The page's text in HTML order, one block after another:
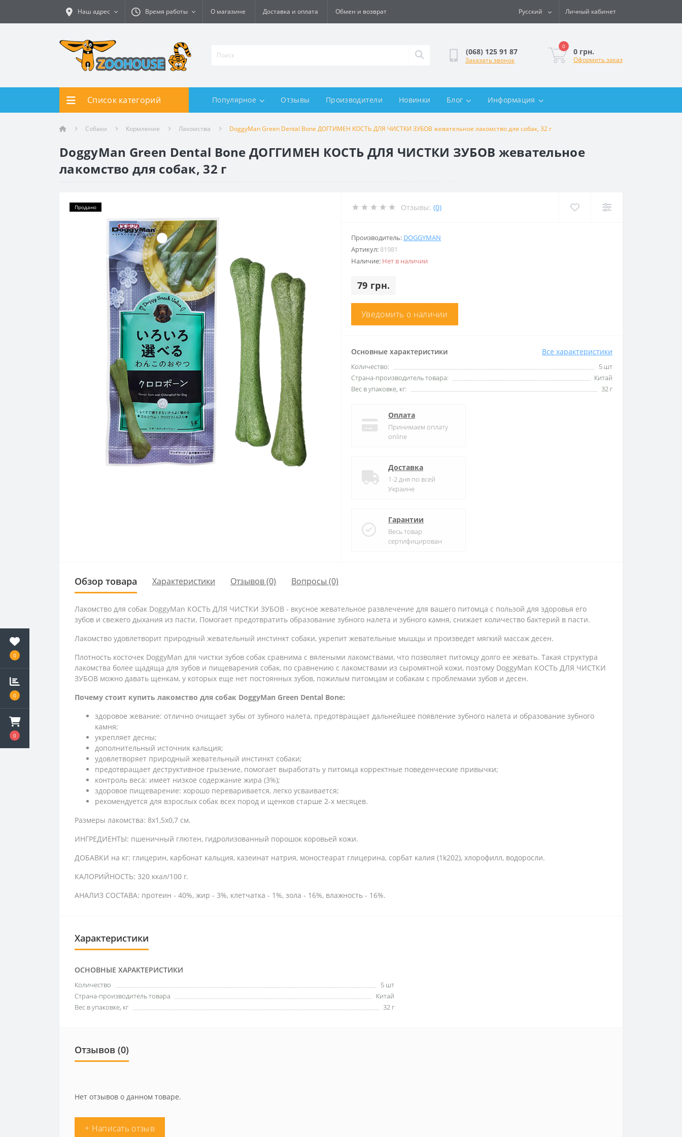
0
0
0
Наш адрес Время работы О магазине Доставка и оплата Обмен и возврат Русский Личный кабинет
(068) 125 91 87
Заказать звонок
0
0 грн.
Оформить заказ
Список категорий Популярное Отзывы Производители Новинки Блог Информация
Собаки Кормление Лакомства DoggyMan Green Dental Bone ДОГГИМЕН КОСТЬ ДЛЯ ЧИСТКИ ЗУБОВ жевательное лакомство для собак, 32 г
DoggyMan Green Dental Bone ДОГГИМЕН КОСТЬ ДЛЯ ЧИСТКИ ЗУБОВ жевательное
лакомство для собак, 32 г
Продано Отзывы: (0)
Производитель: DOGGYMAN
Артикул: 81981
Наличие: Нет в наличии
79 грн.
Уведомить о наличии
Основные характеристики Все характеристики
Количество:
5 шт
Страна-производитель товара:
Китай
Вес в упаковке, кг:
32 г
Оплата
Принимаем оплату
online
Доставка
1-2 дня по всей
Украине
Гарантии
Весь товар
сертифицирован
Обзор товара Характеристики Отзывов (0) Вопросы (0)
Лакомство для собак DoggyMan КОСТЬ ДЛЯ ЧИСТКИ ЗУБОВ - вкусное жевательное развлечение для вашего питомца с пользой для здоровья его
зубов и свежего дыхания из пасти. Помогает предотвратить образование зубного налета и зубного камня, снижает количество бактерий в пасти.
Лакомство удовлетворит природный жевательный инстинкт собаки, укрепит жевательные мышцы и произведет мягкий массаж десен.
Плотность косточек DoggyMan для чистки зубов собак сравнима с вялеными лакомствами, что позволяет питомцу долго ее жевать. Такая структура
лакомства более щадяща для зубов и пищеварения собак, по сравнению с лакомствами из сыромятной кожи, поэтому DoggyMan КОСТЬ ДЛЯ ЧИСТКИ
ЗУБОВ можно давать щенкам, у которых еще нет постоянных зубов, пожилым питомцам и собакам с проблемами зубов и десен.
Почему стоит купить лакомство для собак DoggyMan Green Dental Bone:
здоровое жевание: отлично очищает зубы от зубного налета, предотвращает дальнейшее появление зубного налета и образование зубного
камня;
укрепляет десны;
дополнительный источник кальция;
удовлетворяет природный жевательный инстинкт собаки;
предотвращает деструктивное грызение, помогает выработать у питомца корректные поведенческие привычки;
контроль веса: имеет низкое содержание жира (3%);
здоровое пищеварение: хорошо переваривается, легко усваивается;
рекомендуется для взрослых собак всех пород и щенков старше 2-х месяцев.
Размеры лакомства: 8х1,5х0,7 см.
ИНГРЕДИЕНТЫ: пшеничный глютен, гидролизованный порошок коровьей кожи.
ДОБАВКИ на кг: глицерин, карбонат кальция, казеинат натрия, моностеарат глицерина, сорбат калия (1k202), хлорофилл, водоросли.
КАЛОРИЙНОСТЬ: 320 ккал/100 г.
АНАЛИЗ СОСТАВА: протеин - 40%, жир - 3%, клетчатка - 1%, зола - 16%, влажность - 16%.
Характеристики
ОСНОВНЫЕ ХАРАКТЕРИСТИКИ
Количество
5 шт
Страна-производитель товара
Китай
Вес в упаковке, кг
32 г
Отзывов (0)
Нет отзывов о данном товаре.
+ Написать отзыв